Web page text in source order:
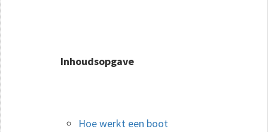
Inhoudsopgave
Hoe werkt een boot